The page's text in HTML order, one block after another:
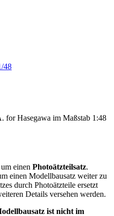
48
for Hasegawa im Maßstab 1:48
einen Photoätzteilsatz.
einen Modellbausatz weiter zu
durch Photoätzteile ersetzt
Details versehen werden.
ist nicht im